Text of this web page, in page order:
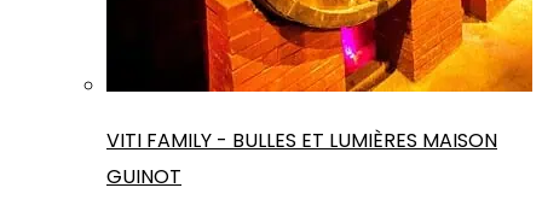
VITI FAMILY - BULLES ET LUMIÈRES MAISON
GUINOT